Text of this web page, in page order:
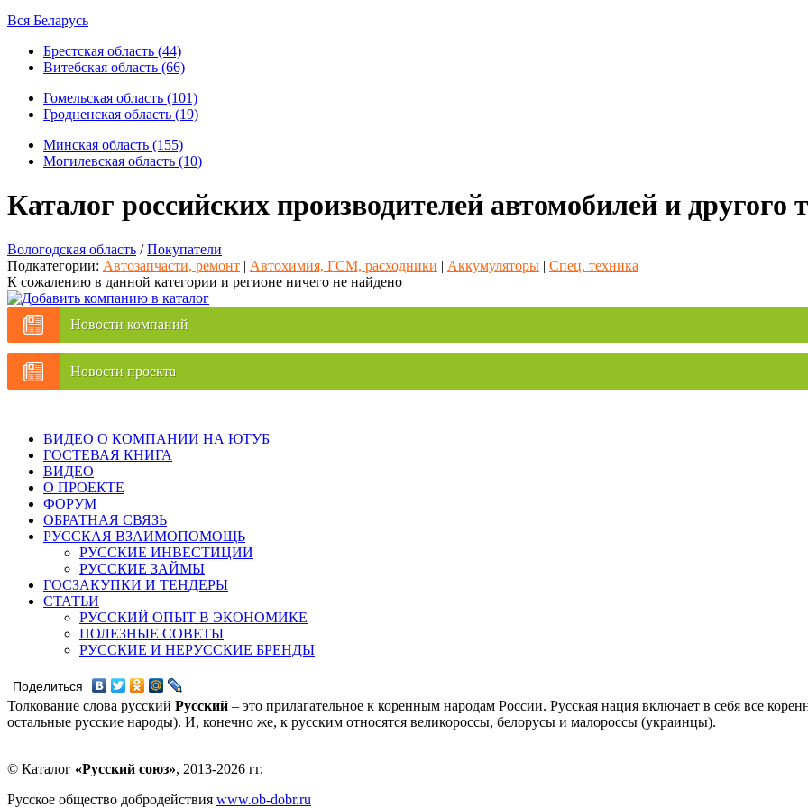
Вся Беларусь
Брестская область (44)
Витебская область (66)
Гомельская область (101)
Гродненская область (19)
Минская область (155)
Могилевская область (10)
Каталог российских производителей автомобилей и другого
Вологодская область /Покупатели
Подкатегории: Автозапчасти, ремонт | Автохимия, ГСМ, расходники | Аккумуляторы | Спец. техника
К сожалению в данной категории и регионе ничего не найдено
Новости компаний
Новости проекта
ВИДЕО О КОМПАНИИ НА ЮТУБ
ГОСТЕВАЯ КНИГА
ВИДЕО
О ПРОЕКТЕ
ФОРУМ
ОБРАТНАЯ СВЯЗЬ
РУССКАЯ ВЗАИМОПОМОЩЬ
РУССКИЕ ИНВЕСТИЦИИ
РУССКИЕ ЗАЙМЫ
ГОСЗАКУПКИ И ТЕНДЕРЫ
СТАТЬИ
РУССКИЙ ОПЫТ В ЭКОНОМИКЕ
ПОЛЕЗНЫЕ СОВЕТЫ
РУССКИЕ И НЕРУССКИЕ БРЕНДЫ
Поделиться
Толкование слова русский Русский – это прилагательное к коренным народам России. Русская нация включает в себя все
остальные русские народы). И, конечно же, к русским относятся великороссы, белорусы и малороссы (украинцы).
© Каталог «Русский союз», 2013-2026 гг.
Русское общество добродействия www.ob-dobr.ru